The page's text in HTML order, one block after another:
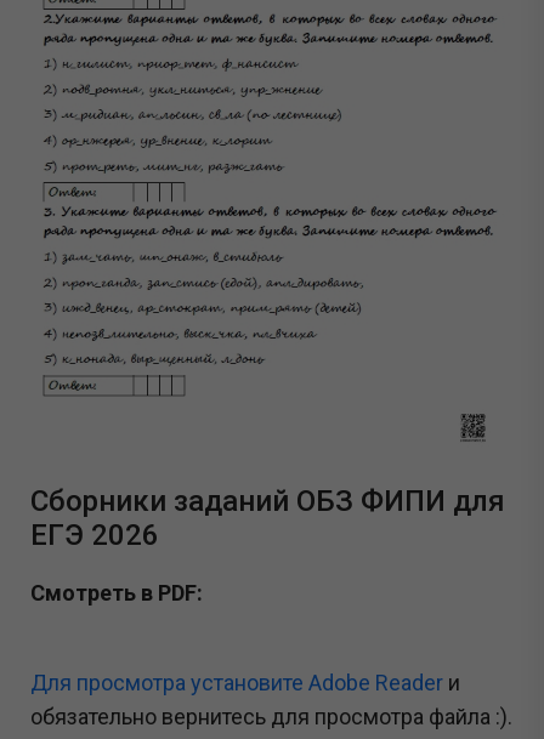
Сборники заданий ОБЗ ФИПИ для
ЕГЭ 2026
Смотреть в PDF:
Для просмотра установите Adobe Reader и
обязательно вернитесь для просмотра файла :).